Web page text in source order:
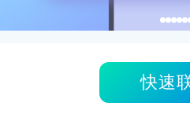
快速